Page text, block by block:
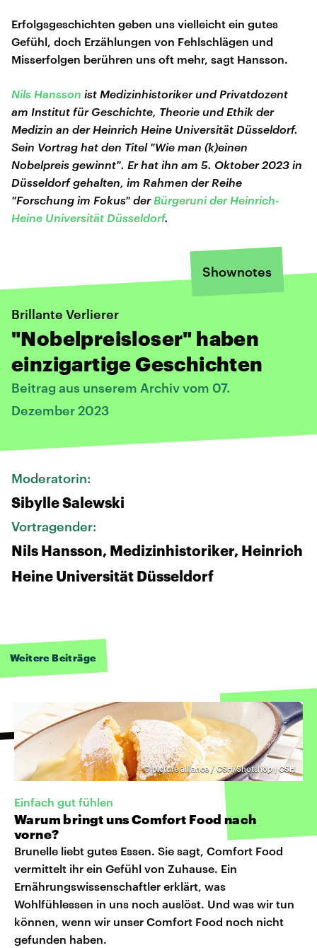
Erfolgsgeschichten geben uns vielleicht ein gutes
Gefühl, doch Erzählungen von Fehlschlägen und
Misserfolgen berühren uns oft mehr, sagt Hansson.
Nils Hansson ist Medizinhistoriker und Privatdozent
am Institut für Geschichte, Theorie und Ethik der
Medizin an der Heinrich Heine Universität Düsseldorf.
Sein Vortrag hat den Titel "Wie man (k)einen
Nobelpreis gewinnt". Er hat ihn am 5. Oktober 2023 in
Düsseldorf gehalten, im Rahmen der Reihe
"Forschung im Fokus" der Bürgeruni der Heinrich-
Heine Universität Düsseldorf.
Shownotes
Brillante Verlierer
"Nobelpreisloser" haben
einzigartige Geschichten
Beitrag aus unserem Archiv vom 07.
Dezember 2023
Moderatorin:
Sibylle Salewski
Vortragender:
Nils Hansson, Medizinhistoriker, Heinrich
Heine Universität Düsseldorf
Weitere Beiträge
©picture alliance / CSH/Shotshop | CSH
Einfach gut fühlen
Warum bringt uns Comfort Food nach
vorne?
Brunelle liebt gutes Essen. Sie sagt, Comfort Food
vermittelt ihr ein Gefühl von Zuhause. Ein
Ernährungswissenschaftler erklärt, was
Wohlfühlessen in uns noch auslöst. Und was wir tun
können, wenn wir unser Comfort Food noch nicht
gefunden haben.